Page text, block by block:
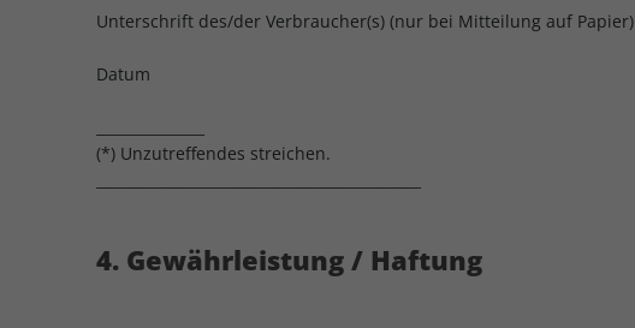
Unterschrift des/der Verbraucher(s) (nur bei Mitteilung auf Papier)
Datum
(*) Unzutreffendes streichen.
4. Gewährleistung / Haftung